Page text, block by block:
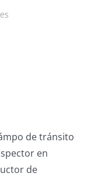
de tránsito
en
de